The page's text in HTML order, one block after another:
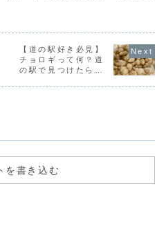
あり
滞在
まな
した
こと
ある那須ではまだ
めます。本記事で
は、都内の桜が散
ってからでも満開
の桜が見られる、
那須の標高別お花
ンが固くな
ブ料理をも
しみたいこ
な悩みでこ
にたどり着
も多いので
【道の駅好き必見】
チョロギって何？道
の駅で見つけたら試
を書き込む